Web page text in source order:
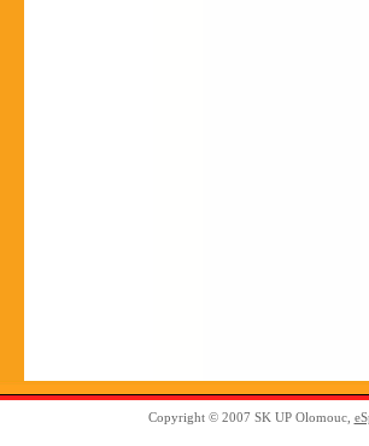
Copyright © 2007 SK UP Olomouc,